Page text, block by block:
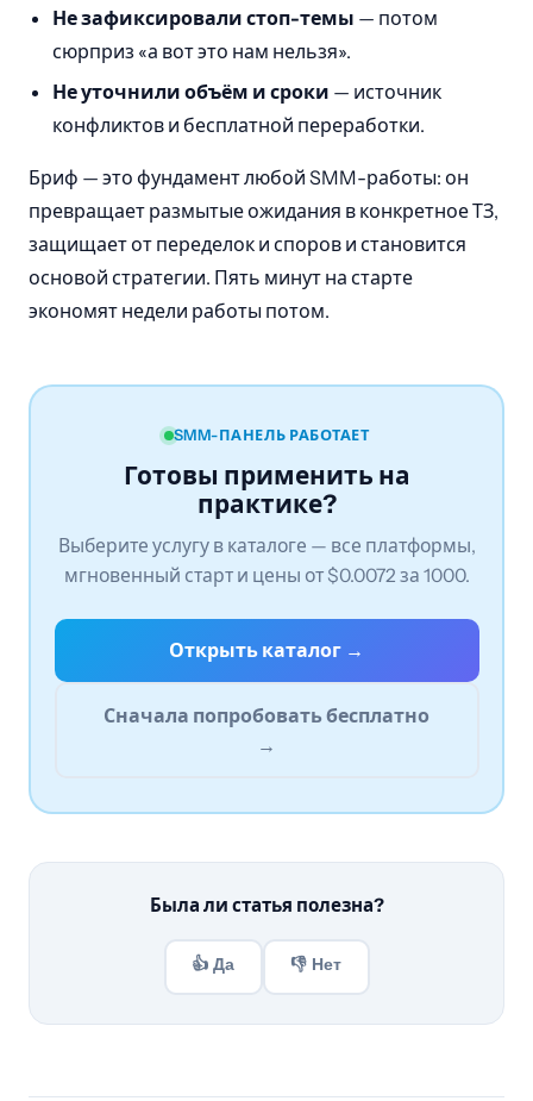
Не зафиксировали стоп-темы — потом
сюрприз «а вот это нам нельзя».
Не уточнили объём и сроки — источник
конфликтов и бесплатной переработки.
Бриф — это фундамент любой SMM-работы: он
превращает размытые ожидания в конкретное ТЗ,
защищает от переделок и споров и становится
основой стратегии. Пять минут на старте
экономят недели работы потом.
SMM-ПАНЕЛЬ РАБОТАЕТ
Готовы применить на
практике?
Выберите услугу в каталоге — все платформы,
мгновенный старт и цены от $0.0072 за 1000.
Открыть каталог →
Сначала попробовать бесплатно
→
Была ли статья полезна?
👍 Да 👎 Нет